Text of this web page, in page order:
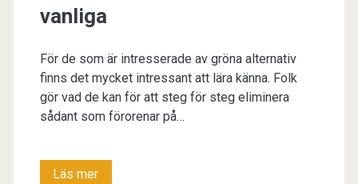
vanliga
För de som är intresserade av gröna alternativ
finns det mycket intressant att lära känna. Folk
gör vad de kan för att steg för steg eliminera
sådant som förorenar på…
Läs merEnergitänk